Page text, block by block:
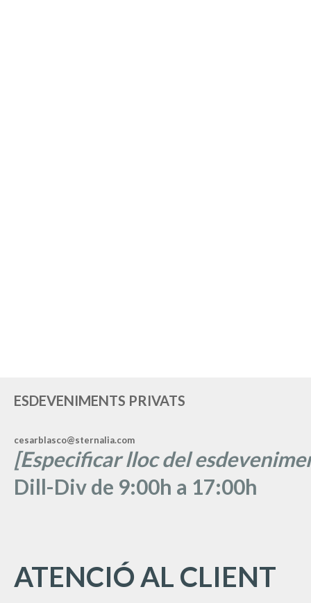
ESDEVENIMENTS PRIVATS
cesarblasco@sternalia.com
[Especificar lloc del
Dill-Div de 9:00h a 17:00h
ATENCIÓ AL CLIENT